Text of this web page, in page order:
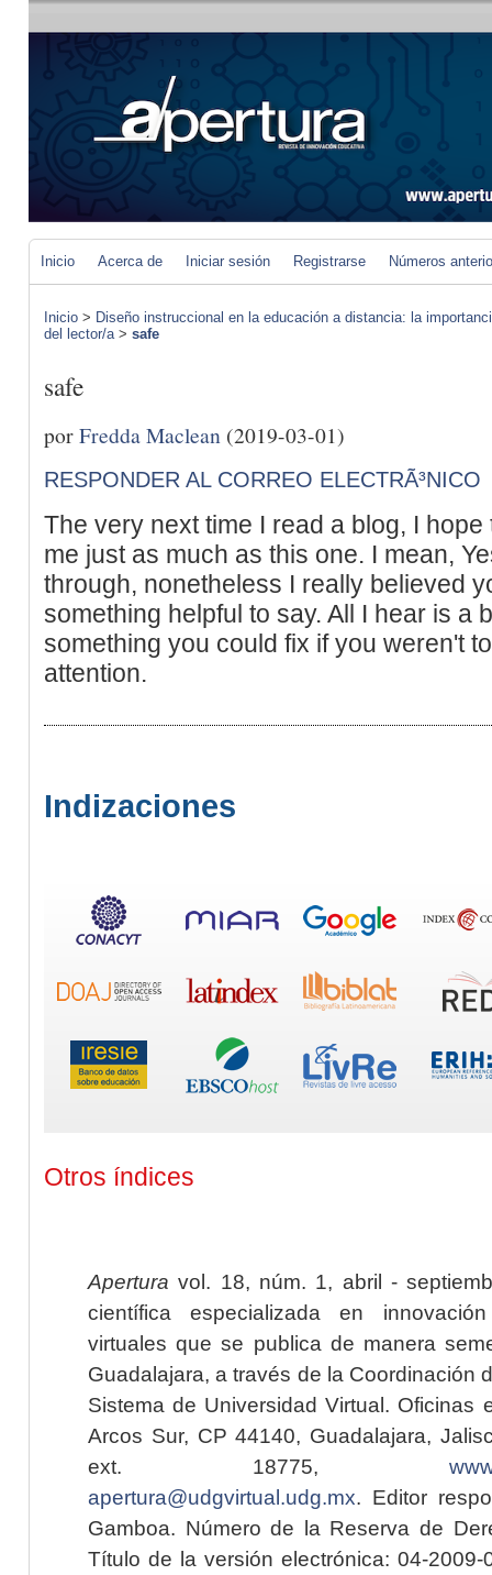
Inicio Acerca de Iniciar sesión Registrarse Números
Inicio > Diseño instruccional en la educación a distancia: la
del lector/a> safe
safe
porFredda Maclean (2019-03-01)
RESPONDER AL CORREO ELECTRÃ³NICO
The very next time I read a blog, I
me just as much as this one. I mean,
through, nonetheless I really believed
something helpful to say. All I hear is a
something you could fix if you weren't
attention.
Indizaciones
Otros índices
Apertura vol. 18, núm. 1, abril -
científica especializada en
virtuales que se publica de manera
Guadalajara, a través de la Coordinación
Sistema de Universidad Virtual. Oficinas
Arcos Sur, CP 44140, Guadalajara,
ext. 18775,
apertura@udgvirtual.udg.mx. Editor
Gamboa. Número de la Reserva de
Título de la versión electrónica: 04-2009-